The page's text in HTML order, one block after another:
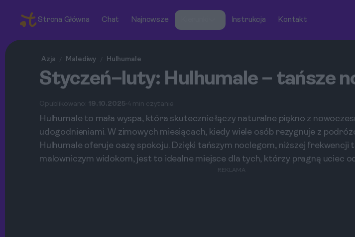
Strona Główna Chat Najnowsze Instrukcja Kontakt
Azja / Malediwy / Hulhumale
Styczeń–luty: Hulhumale – tańsze
Opublikowano: 19.10.2025 4 min czytania
Hulhumale to mała wyspa, która skutecznie łączy naturalne piękno z
udogodnieniami. W zimowych miesiącach, kiedy wiele osób rezygnuje z
Hulhumale oferuje oazę spokoju. Dzięki tańszym noclegom, niższej frekwencji
malowniczym widokom, jest to idealne miejsce dla tych, którzy pragną uciec
REKLAMA